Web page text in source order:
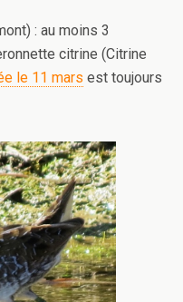
: au moins 3
citrine (Citrine
le 11 mars est toujours